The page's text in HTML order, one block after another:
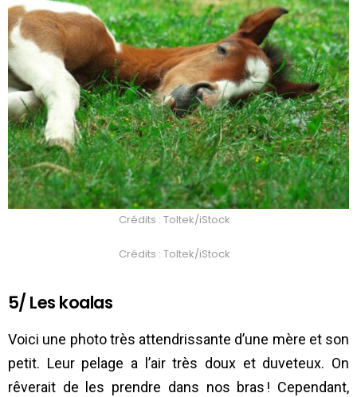
Crédits : Toltek/iStock
Crédits : Toltek/iStock
5/ Les koalas
Voici une photo très attendrissante d’une mère et son
petit. Leur pelage a l’air très doux et duveteux. On
rêverait de les prendre dans nos bras ! Cependant,